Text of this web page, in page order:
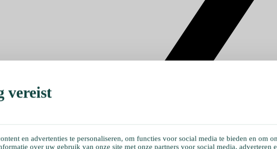
vereist
en advertenties te personaliseren, om functies voor social media te bieden en om
over uw gebruik van onze site met onze partners voor social media, adverteren